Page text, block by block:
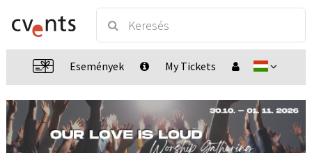
Események My Tickets